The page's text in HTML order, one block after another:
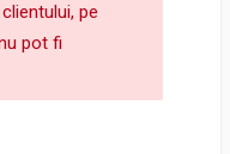
pe
pot fi